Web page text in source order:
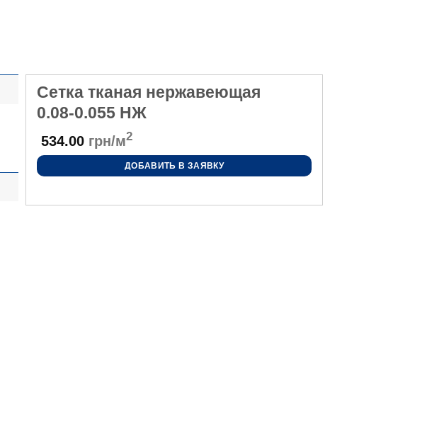
Сетка тканая нержавеющая
0.08-0.055 НЖ
534.00 грн/м2
ДОБАВИТЬ В ЗАЯВКУ